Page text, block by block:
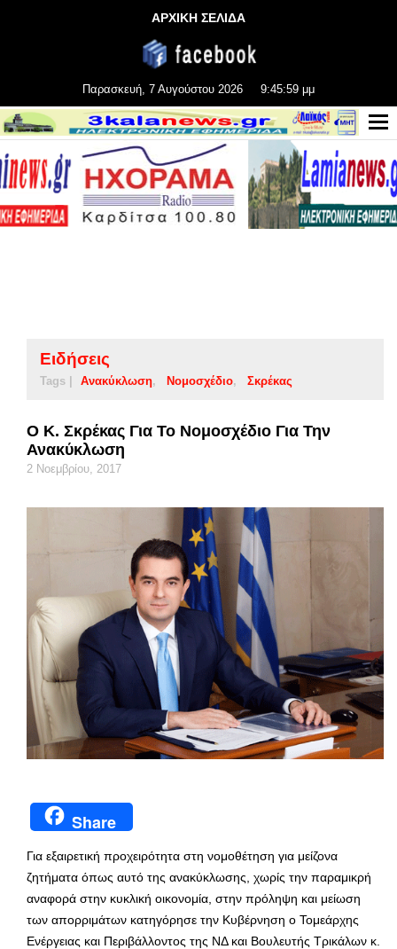
ΑΡΧΙΚΗ ΣΕΛΙΔΑ
Παρασκευή, 7 Αυγούστου 2026 9:45:59 μμ
Ειδήσεις
Tags | Ανακύκλωση Νομοσχέδιο Σκρέκας
Ο Κ. Σκρέκας Για Το Νομοσχέδιο Για Την
Ανακύκλωση
2 Νοεμβρίου, 2017
Share
Για εξαιρετική προχειρότητα στη νομοθέτηση για μείζονα
ζητήματα όπως αυτό της ανακύκλωσης, χωρίς την παραμικρή
αναφορά στην κυκλική οικονομία, στην πρόληψη και μείωση
των απορριμάτων κατηγόρησε την Κυβέρνηση ο Τομεάρχης
Ενέργειας και Περιβάλλοντος της ΝΔ και Βουλευτής Τρικάλων κ.